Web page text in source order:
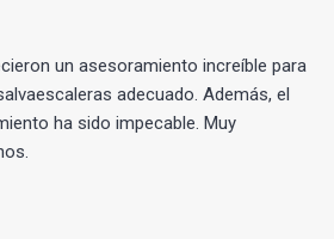
un asesoramiento increíble para
adecuado. Además, el
ha sido impecable. Muy